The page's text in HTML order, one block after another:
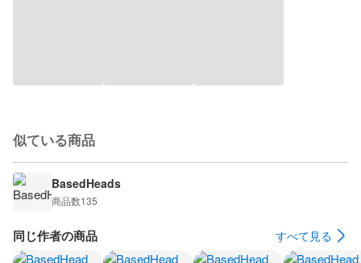
似ている商品
BasedHeads
商品数135
同じ作者の商品 すべて見る